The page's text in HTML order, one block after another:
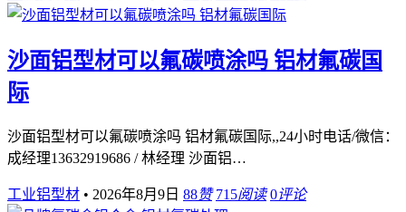
沙面铝型材可以氟碳喷涂吗 铝材氟碳国
际
沙面铝型材可以氟碳喷涂吗 铝材氟碳国际,,24小时电话/微信：
成经理13632919686 / 林经理 沙面铝…
工业铝型材 • 2026年8月9日 88赞 715阅读 0评论